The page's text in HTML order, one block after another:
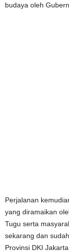
budaya oleh
Perjalanan
yang diramaikan
Tugu serta
sekarang dan
Provinsi DKI